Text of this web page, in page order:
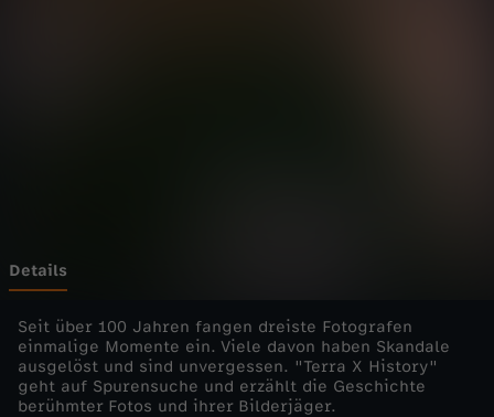
y
-
d
Details
Seit über 100 Jahren fangen dreiste Fotografen
einmalige Momente ein. Viele davon haben Skandale
ausgelöst und sind unvergessen. "Terra X History"
geht auf Spurensuche und erzählt die Geschichte
berühmter Fotos und ihrer Bilderjäger.